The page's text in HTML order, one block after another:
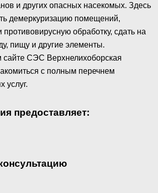
и других опасных насекомых. Здесь
демеркуризацию помещений,
обработку, сдать на
пищу и другие элементы.
СЭС Верхнелихоборская
с полным перечнем
услуг.
предоставляет: